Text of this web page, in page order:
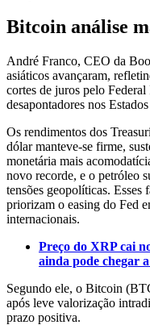
Bitcoin análise
André Franco, CEO da
asiáticos avançaram,
cortes de juros pelo
desapontadores nos
Os rendimentos dos
dólar manteve-se firme,
monetária mais
novo recorde, e o petróleo
tensões geopolíticas. Esses
priorizam o easing do Fed
internacionais.
Preço do XRP cai
ainda pode chegar
Segundo ele, o Bitcoin
após leve valorização
prazo positiva.